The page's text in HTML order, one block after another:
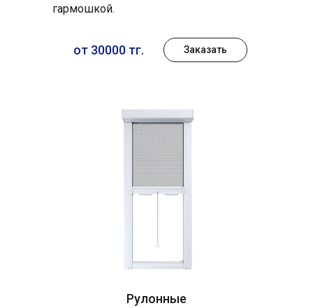
гармошкой.
от 30000 тг. Заказать
Рулонные